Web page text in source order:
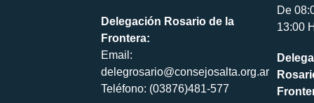
Delegación Rosario de la
Frontera:
Email:
delegrosario@consejosalta.org.ar
Teléfono: (03876)481-577
De
13:00